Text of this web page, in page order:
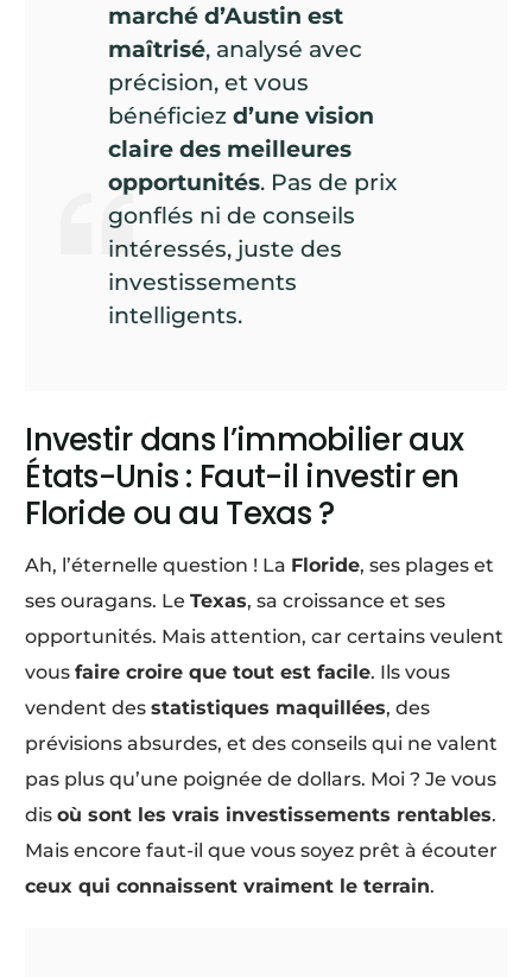
marché d’Austin est
maîtrisé, analysé avec
précision, et vous
bénéficiezd’une vision
claire des meilleures
opportunités. Pas de prix
gonflés ni de conseils
intéressés, juste des
investissements
intelligents.
Investir dans l’immobilier aux
États-Unis : Faut-il investir en
Floride ou au Texas ?
Ah, l’éternelle question ! La Floride, ses plages et
ses ouragans. LeTexas, sa croissance et ses
opportunités. Mais attention, car certains veulent
vousfaire croire que tout est facile. Ils vous
vendent desstatistiques maquillées, des
prévisions absurdes, et des conseils qui ne valent
pas plus qu’une poignée de dollars. Moi ? Je vous
disoù sont les vrais investissements rentables.
Mais encore faut-il que vous soyez prêt à écouter
ceux qui connaissent vraiment le terrain.